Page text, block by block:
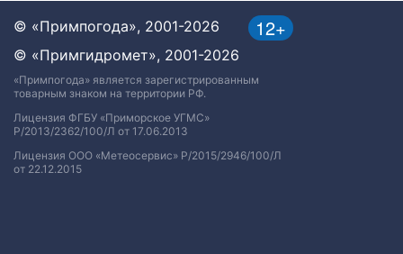
12+
© «Примпогода», 2001-2026
© «Примгидромет», 2001-2026
«Примпогода» является зарегистрированным
товарным знаком на территории РФ.
Лицензия ФГБУ «Приморское УГМС»
Р/2013/2362/100/Л от 17.06.2013
Лицензия ООО «Метеосервис» Р/2015/2946/100/Л
от 22.12.2015